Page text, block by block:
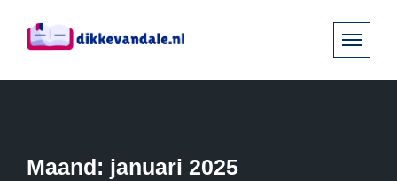
Maand: januari 2025